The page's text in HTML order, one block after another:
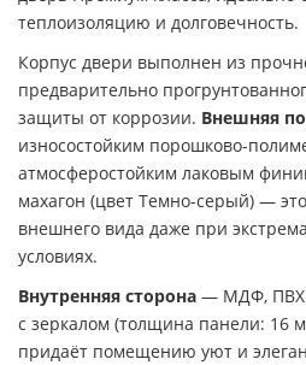
теплоизоляцию и долговечность.
Корпус двери выполнен из
предварительно
защиты от коррозии. Внешняя
износостойким порошково-
атмосферостойким лаковым
махагон (цвет Темно-серый) —
внешнего вида даже при
условиях.
Внутренняя сторона — МДФ, ПВХ
с зеркалом (толщина панели: 16
придаёт помещению уют и